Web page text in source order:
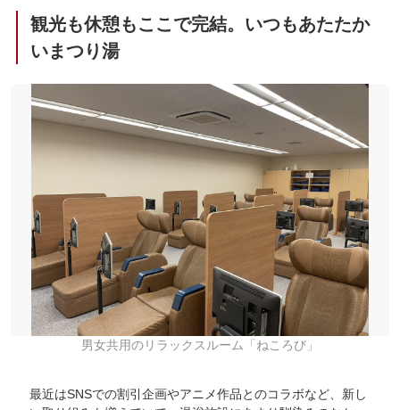
観光も休憩もここで完結。いつもあたたか
いまつり湯
男女共用のリラックスルーム「ねころび」
最近はSNSでの割引企画やアニメ作品とのコラボなど、新し